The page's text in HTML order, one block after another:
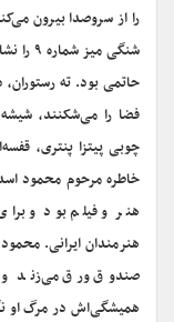
را از سروصدا بیرون
شنگی
حاتمی بود. ته
فضا را می‌شکنند،
چوبی پیتزا پنتری،
خاطره مرحوم محمود
هنر و فیلم بود و
هنرمندان ایرانی.
صندوق ورق می‌زند و
همیشگی‌اش در مرگ او